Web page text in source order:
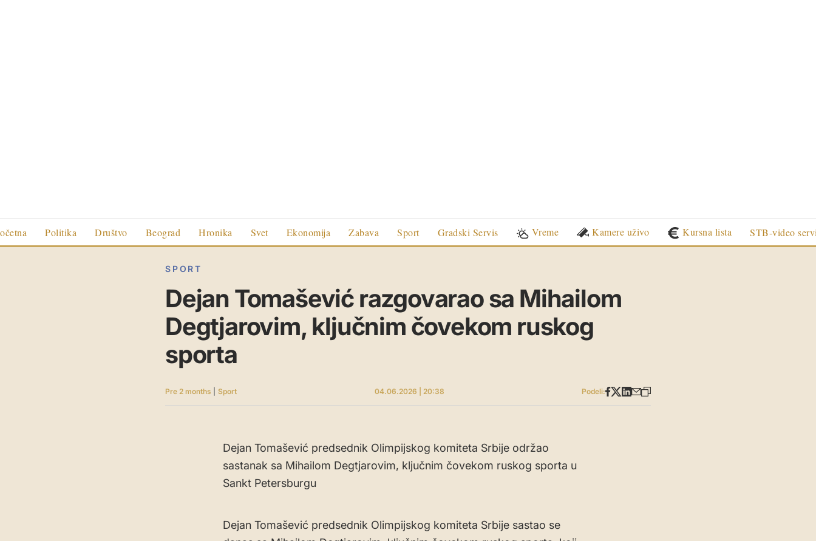
Politika Društvo Beograd Hronika Svet Ekonomija Zabava Sport Gradski Servis Vreme Kamere uživo Kursna lista STB-video
SPORT
Dejan Tomašević razgovarao sa Mihailom
Degtjarovim, ključnim čovekom ruskog
sporta
Pre 2 months Sport 04.06.2026 | 20:38 Podeli:
Dejan Tomašević predsednik Olimpijskog komiteta Srbije održao
sastanak sa Mihailom Degtjarovim, ključnim čovekom ruskog sporta u
Sankt Petersburgu
Dejan Tomašević predsednik Olimpijskog komiteta Srbije sastao se